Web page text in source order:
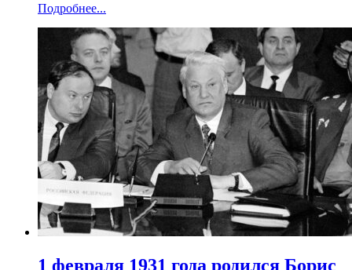
Подробнее...
1 февраля 1931 года родился Борис